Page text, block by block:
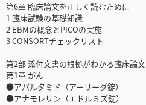
第6章 臨床論文を正しく読むために
1 臨床試験の基礎知識
2 EBMの概念とPICOの実施
3 CONSORTチェックリスト
第2部 添付文書の根拠がわかる臨床論文
第1章 がん
●アパルタミド（アーリーダ錠）
●アナモレリン（エドルミズ錠）